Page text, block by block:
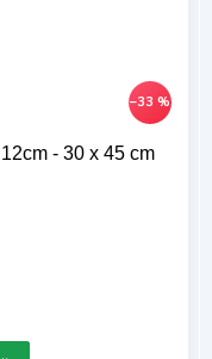
–33 %
- 30 x 45 cm